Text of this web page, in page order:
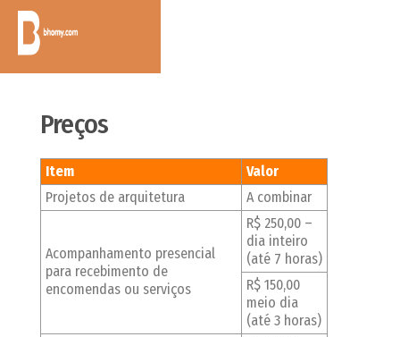
Preços
Item
Valor
Projetos de arquitetura
A combinar
Acompanhamento presencial
para recebimento de
encomendas ou serviços
R$ 250,00 –
dia inteiro
(até 7 horas)
R$ 150,00
meio dia
(até 3 horas)